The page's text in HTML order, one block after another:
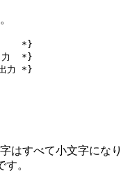
*}
力  *}
はすべて小文字になり
。